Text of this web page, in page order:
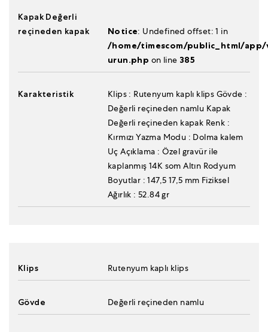
Kapak Değerli
reçineden kapak
Notice: Undefined offset: 1 in
/home/timescom/public_html/
urun.php on line 385
Karakteristik
Klips : Rutenyum kaplı klips Gövde :
Değerli reçineden namlu Kapak
Değerli reçineden kapak Renk :
Kırmızı Yazma Modu : Dolma kalem
Uç Açıklama : Özel gravür ile
kaplanmış 14K som Altın Rodyum
Boyutlar : 147,5 17,5 mm Fiziksel
Ağırlık : 52.84 gr
Klips Rutenyum kaplı klips
Gövde Değerli reçineden namlu